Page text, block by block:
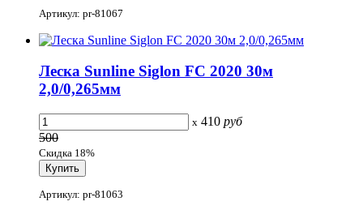
Артикул: pr-81067
Леска Sunline Siglon FC 2020 30м
2,0/0,265мм
x 410 руб
500
Скидка 18%
Артикул: pr-81063